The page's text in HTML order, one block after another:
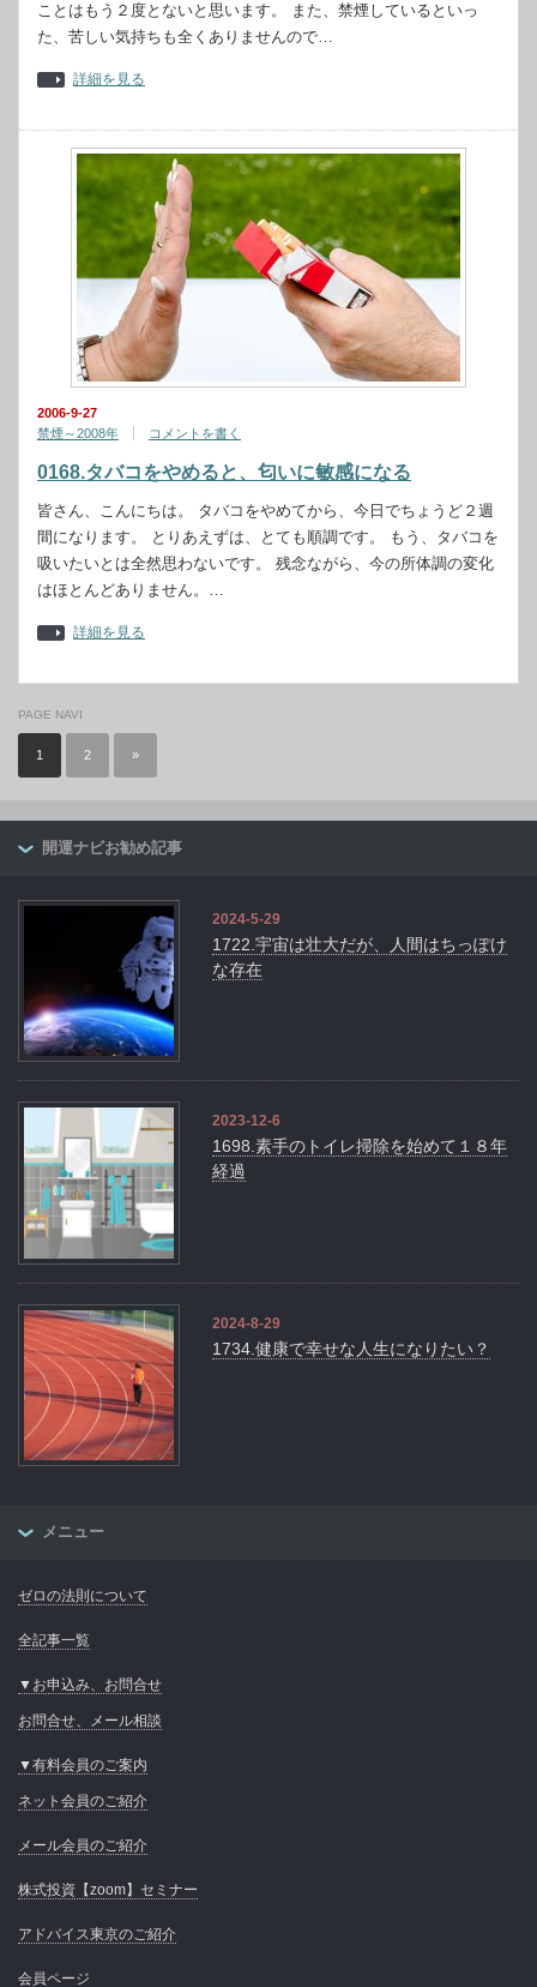
ことはもう２度とないと思います。 また、禁煙しているといっ
た、苦しい気持ちも全くありませんので…
詳細を見る
2006-9-27
禁煙～2008年
コメントを書く
0168.タバコをやめると、匂いに敏感になる
皆さん、こんにちは。 タバコをやめてから、今日でちょうど２週
間になります。 とりあえずは、とても順調です。 もう、タバコを
吸いたいとは全然思わないです。 残念ながら、今の所体調の変化
はほとんどありません。…
詳細を見る
PAGE NAVI
1 2 »
開運ナビお勧め記事
2024-5-29
1722.宇宙は壮大だが、人間はちっぽけ
な存在
2023-12-6
1698.素手のトイレ掃除を始めて１８年
経過
2024-8-29
1734.健康で幸せな人生になりたい？
メニュー
ゼロの法則について
全記事一覧
▼お申込み、お問合せ
お問合せ、メール相談
▼有料会員のご案内
ネット会員のご紹介
メール会員のご紹介
株式投資【zoom】セミナー
アドバイス東京のご紹介
会員ページ